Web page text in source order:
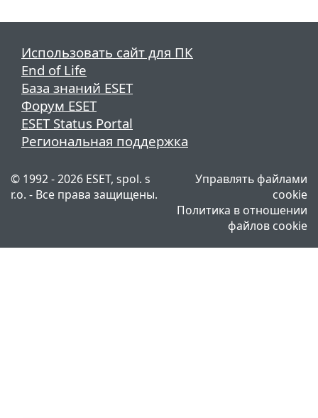
Использовать сайт для ПК
End of Life
База знаний ESET
Форум ESET
ESET Status Portal
Региональная поддержка
© 1992 - 2026 ESET, spol. s
r.o. - Все права защищены.
Управлять файлами
cookie
Политика в отношении
файлов cookie